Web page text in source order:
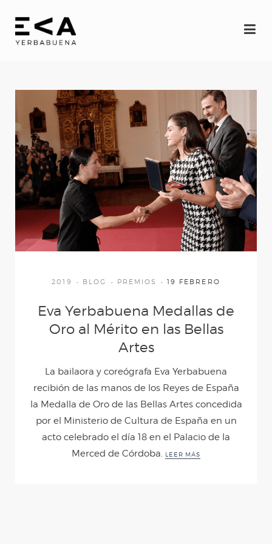
Eva
Espectáculos
YERBAGÜENA
(oscuro brillante)
RE-FRACCIÓN
(Desde mis ojos)
AL IGUAL QUE TÚ
D´MADRUGÁ
CUENTOS DE
AZÚCAR
2019 BLOG PREMIOS 19 FEBRERO
Eva Yerbabuena Medallas de
Oro al Mérito en las Bellas
Artes
La bailaora y coreógrafa Eva Yerbabuena
recibión de las manos de los Reyes de España
la Medalla de Oro de las Bellas Artes concedida
por el Ministerio de Cultura de España en un
acto celebrado el día 18 en el Palacio de la
Merced de Córdoba. LEER MÁS